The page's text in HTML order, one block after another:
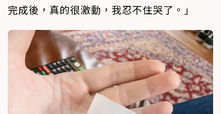
完成後，真的很激動，我忍不住哭了。」